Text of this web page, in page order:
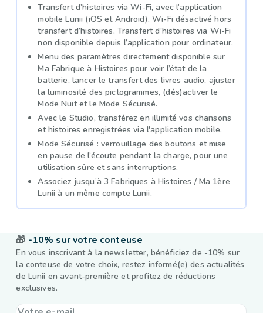
Transfert d’histoires via Wi-Fi, avec l’application
mobile Lunii (iOS et Android). Wi-Fi désactivé hors
transfert d’histoires. Transfert d’histoires via Wi-Fi
non disponible depuis l’application pour ordinateur.
Menu des paramètres directement disponible sur
Ma Fabrique à Histoires pour voir l’état de la
batterie, lancer le transfert des livres audio, ajuster
la luminosité des pictogrammes, (dés)activer le
Mode Nuit et le Mode Sécurisé.
Avec le Studio, transférez en illimité vos chansons
et histoires enregistrées via l'application mobile.
Mode Sécurisé : verrouillage des boutons et mise
en pause de l’écoute pendant la charge, pour une
utilisation sûre et sans interruptions.
Associez jusqu’à 3 Fabriques à Histoires / Ma 1ère
Lunii à un même compte Lunii.
🎁 -10% sur votre conteuse
En vous inscrivant à la newsletter, bénéficiez de -10% sur
la conteuse de votre choix, restez informé(e) des actualités
de Lunii en avant-première et profitez de réductions
exclusives.